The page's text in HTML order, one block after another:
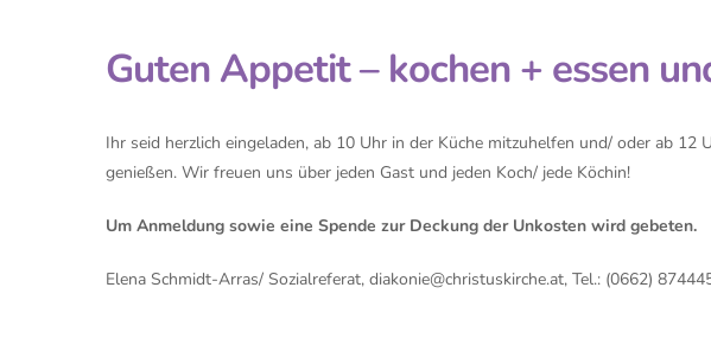
Guten Appetit – kochen + essen
Ihr seid herzlich eingeladen, ab 10 Uhr in der Küche mitzuhelfen und/ oder ab 12
genießen. Wir freuen uns über jeden Gast und jeden Koch/ jede Köchin!
Um Anmeldung sowie eine Spende zur Deckung der Unkosten wird gebeten.
Elena Schmidt-Arras/ Sozialreferat, diakonie@christuskirche.at, Tel.: (0662)